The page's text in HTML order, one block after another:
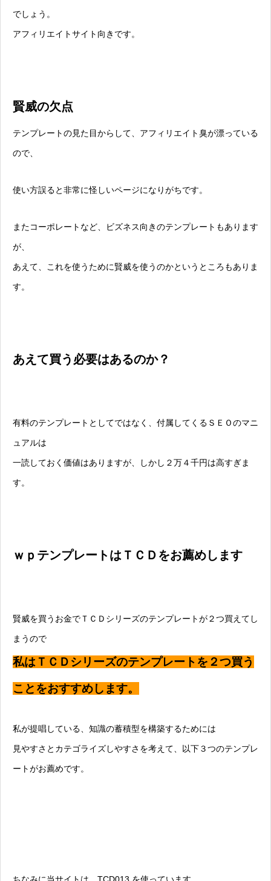
でしょう。
アフィリエイトサイト向きです。
賢威の欠点
テンプレートの見た目からして、アフィリエイト臭が漂っている
ので、
使い方誤ると非常に怪しいページになりがちです。
またコーポレートなど、ビズネス向きのテンプレートもあります
が、
あえて、これを使うために賢威を使うのかというところもありま
す。
あえて買う必要はあるのか？
有料のテンプレートとしてではなく、付属してくるＳＥＯのマニ
ュアルは
一読しておく価値はありますが、しかし２万４千円は高すぎま
す。
ｗｐテンプレートはＴＣＤをお薦めします
賢威を買うお金でＴＣＤシリーズのテンプレートが２つ買えてし
まうので
私はＴＣＤシリーズのテンプレートを２つ買う
ことをおすすめします。
私が提唱している、知識の蓄積型を構築するためには
見やすさとカテゴライズしやすさを考えて、以下３つのテンプレ
ートがお薦めです。